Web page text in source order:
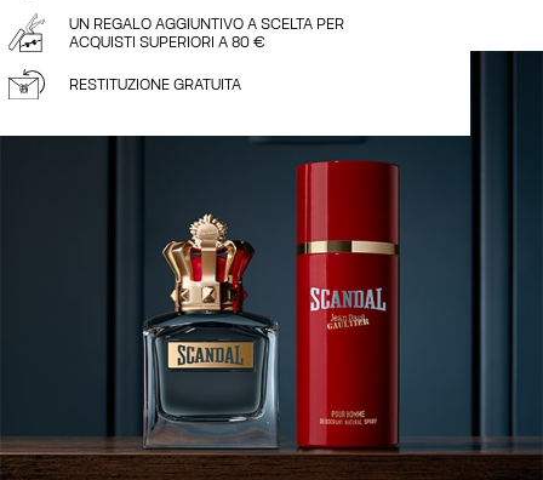
UN REGALO AGGIUNTIVO A SCELTA PER
ACQUISTI SUPERIORI A 80 €
RESTITUZIONE GRATUITA